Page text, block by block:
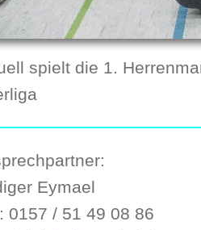
spielt die 1.
Eymael
0157 / 51 49 08 86